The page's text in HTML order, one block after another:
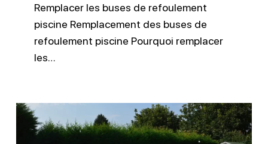
Remplacer les buses de refoulement
piscine Remplacement des buses de
refoulement piscine Pourquoi remplacer
les…
Transformation
d’une